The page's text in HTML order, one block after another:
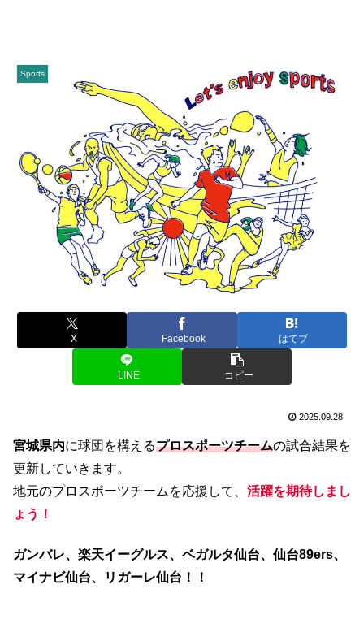
Sports
X Facebook はてブ
LINE コピー
2025.09.28
宮城県内に球団を構えるプロスポーツチームの試合結果を
更新していきます。
地元のプロスポーツチームを応援して、 活躍を期待しまし
ょう！
ガンバレ、楽天イーグルス、ベガルタ仙台、仙台89ers、
マイナビ仙台、リガーレ仙台！！